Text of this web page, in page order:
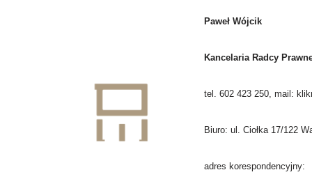
Paweł Wójcik
Kancelaria Radcy
tel. 602 423 250, mail:
Biuro: ul. Ciołka 17/122
adres korespondencyjny: